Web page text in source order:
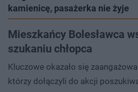
kamienicę, pasażerka nie żyje
Mieszkańcy Bolesławca
szukaniu chłopca
Kluczowe okazało się
którzy dołączyli do akcji